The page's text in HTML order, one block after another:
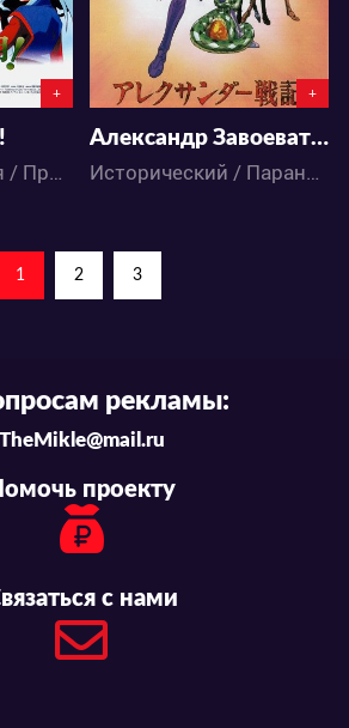
+
Драма / Комедия / Приключения / Романтика / Сёнэн / Фантастика / Аниме
+
Александр Завоеватель
Исторический / Паранормальное / Экшен / Приключения / Фантастика / Фэнтези / Аниме
1 2 3
рекламы:
TheMikle@mail.ru
проекту
с нами